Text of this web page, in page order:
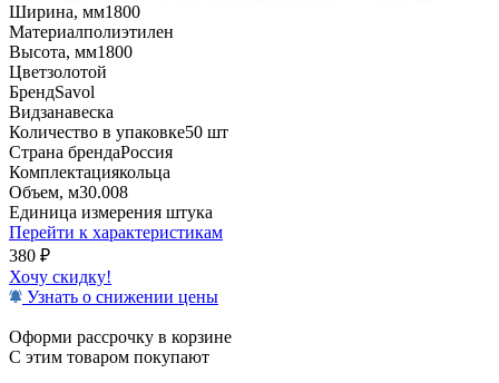
Ширина, мм1800
Материалполиэтилен
Высота, мм1800
Цветзолотой
БрендSavol
Видзанавеска
Количество в упаковке50 шт
Страна брендаРоссия
Комплектациякольца
Объем, м30.008
Единица измерения штука
Перейти к характеристикам
380 ₽
Хочу скидку!
Узнать о снижении цены
Оформи рассрочку в корзине
С этим товаром покупают